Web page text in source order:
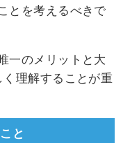
とを考えるべきで
一のメリットと大
理解することが重
と